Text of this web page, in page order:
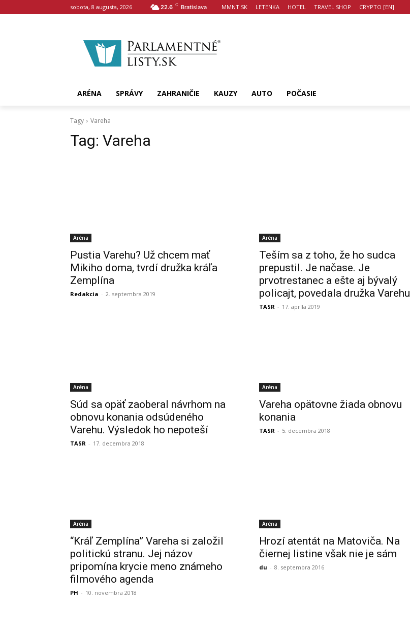
sobota, 8 augusta, 2026 22.6 C Bratislava MMNT.SK LETENKA HOTEL TRAVEL SHOP CRYPTO [EN]
ARÉNA SPRÁVY ZAHRANIČIE KAUZY AUTO POČASIE
Tagy Vareha
Tag: Vareha
Aréna
Pustia Varehu? Už chcem mať
Mikiho doma, tvrdí družka kráľa
Zemplína
Redakcia - 2. septembra 2019
Aréna
Teším sa z toho, že ho sudca
prepustil. Je načase. Je
prvotrestanec a ešte aj bývalý
policajt, povedala družka Varehu
TASR - 17. apríla 2019
Aréna
Súd sa opäť zaoberal návrhom na
obnovu konania odsúdeného
Varehu. Výsledok ho nepoteší
TASR - 17. decembra 2018
Aréna
Vareha opätovne žiada obnovu
konania
TASR - 5. decembra 2018
Aréna
“Kráľ Zemplína” Vareha si založil
politickú stranu. Jej názov
pripomína krycie meno známeho
filmového agenda
PH - 10. novembra 2018
Aréna
Hrozí atentát na Matoviča. Na
čiernej listine však nie je sám
du - 8. septembra 2016